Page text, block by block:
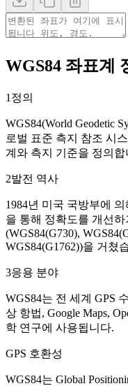
WGS84 좌표계
1 정의
WGS84(World Geodetic
로벌 표준 측지 참조 시
계와 측지 기준을 정의합
2발전 역사
1984년 미국 국방부에
을 통해 정확도를 개선
(WGS84(G730),
WGS84(G1762))을 거쳤
3응용 분야
WGS84는 전 세계 GPS
상 항법, Google Maps,
학 연구에 사용됩니다.
GPS 호환성
WGS84는 Global